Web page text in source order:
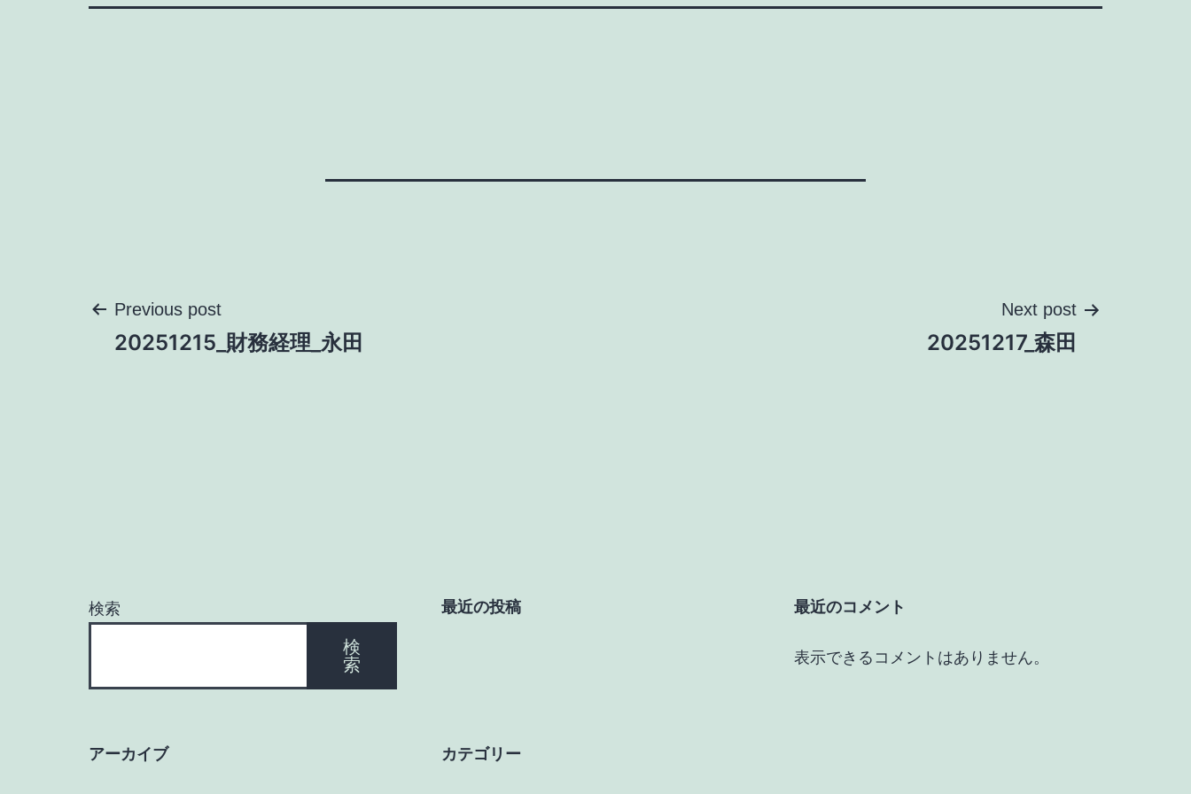
投
ー
ョ
ン
Previous post
20251215_財務経理_永田
Next post
20251217_森田
検索
検
索
最近の投稿 最近のコメント
表示できるコメントはありません。
アーカイブ カテゴリー